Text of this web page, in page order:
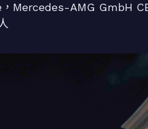
Mercedes-AMG GmbH